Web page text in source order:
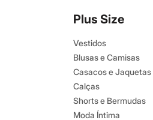
Plus Size
Vestidos
Blusas e Camisas
Casacos e Jaquetas
Calças
Shorts e Bermudas
Moda Íntima